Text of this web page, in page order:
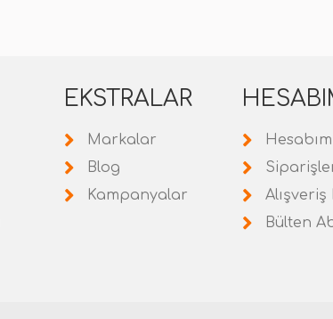
EKSTRALAR
Markalar
Blog
Kampanyalar
Hesabım
Alışveriş
Bülten